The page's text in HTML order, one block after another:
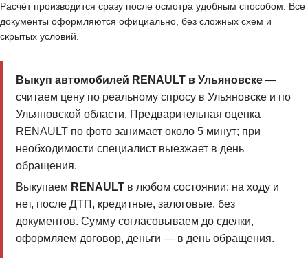
Расчёт производится сразу после осмотра удобным способом. Все
документы оформляются официально, без сложных схем и
скрытых условий.
Выкуп автомобилей RENAULT в Ульяновске—
считаем цену по реальному спросу в Ульяновске и по
Ульяновской области. Предварительная оценка
RENAULT по фото занимает около 5 минут; при
необходимости специалист выезжает в день
обращения.
Выкупаем RENAULTв любом состоянии: на ходу и
нет, после ДТП, кредитные, залоговые, без
документов. Сумму согласовываем до сделки,
оформляем договор, деньги — в день обращения.